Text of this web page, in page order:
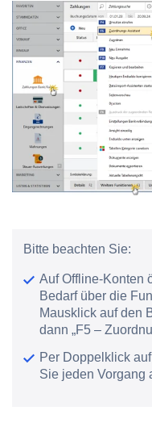
Bitte beachten Sie:
Auf Offline-Konten
Bedarf über die
Mausklick auf den
dann „F5 –
Per Doppelklick
Sie jeden Vorgang